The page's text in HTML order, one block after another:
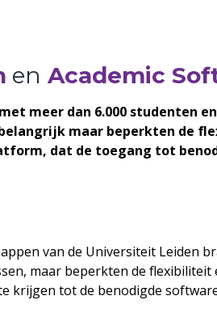
en Academic
meer dan 6.000 studenten
maar beperkten de
dat de toegang tot
van de Universiteit Leiden
maar beperkten de flexibiliteit
krijgen tot de benodigde